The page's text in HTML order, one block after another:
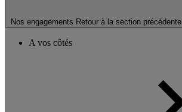
Nos engagements Retour à la section précédente
A vos côtés